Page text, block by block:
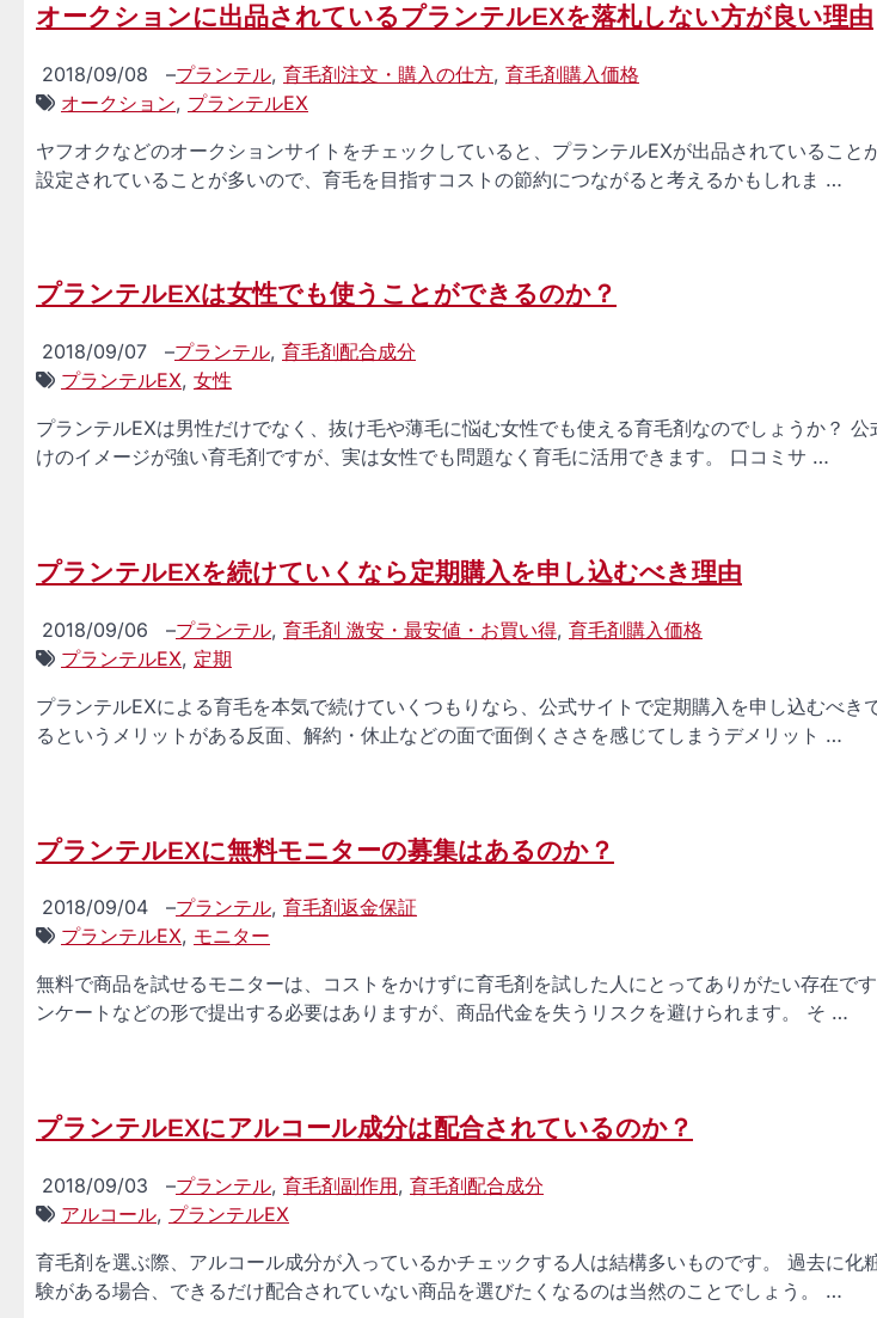
オークションに出品されているプランテルEXを落札しない方が良い理由
2018/09/08 –プランテル, 育毛剤注文・購入の仕方, 育毛剤購入価格
オークション, プランテルEX
ヤフオクなどのオークションサイトをチェックしていると、プランテルEXが出品されていること
設定されていることが多いので、育毛を目指すコストの節約につながると考えるかもしれま …
プランテルEXは女性でも使うことができるのか？
2018/09/07 –プランテル, 育毛剤配合成分
プランテルEX, 女性
プランテルEXは男性だけでなく、抜け毛や薄毛に悩む女性でも使える育毛剤なのでしょうか？
けのイメージが強い育毛剤ですが、実は女性でも問題なく育毛に活用できます。 口コミサ …
プランテルEXを続けていくなら定期購入を申し込むべき理由
2018/09/06 –プランテル, 育毛剤 激安・最安値・お買い得, 育毛剤購入価格
プランテルEX, 定期
プランテルEXによる育毛を本気で続けていくつもりなら、公式サイトで定期購入を申し込むべき
るというメリットがある反面、解約・休止などの面で面倒くささを感じてしまうデメリット …
プランテルEXに無料モニターの募集はあるのか？
2018/09/04 –プランテル, 育毛剤返金保証
プランテルEX, モニター
無料で商品を試せるモニターは、コストをかけずに育毛剤を試した人にとってありがたい存在で
ンケートなどの形で提出する必要はありますが、商品代金を失うリスクを避けられます。 そ …
プランテルEXにアルコール成分は配合されているのか？
2018/09/03 –プランテル, 育毛剤副作用, 育毛剤配合成分
アルコール, プランテルEX
育毛剤を選ぶ際、アルコール成分が入っているかチェックする人は結構多いものです。 過去に化
験がある場合、できるだけ配合されていない商品を選びたくなるのは当然のことでしょう。 …